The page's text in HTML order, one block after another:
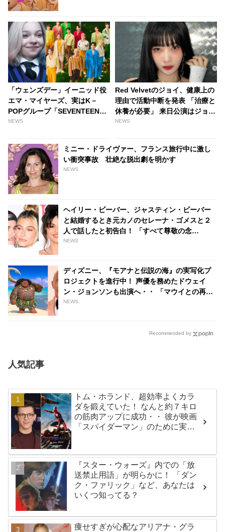
「ウェンズデー」イーニッド役
エマ・マイヤーズ、実はK－
POPグループ「SEVENTEEN」
の大ファンだった！ ファン歴は
に入りの楽曲とは？ - tvgroove
NEWS
Red Velvetのジョイ、健康上の
理由で活動中断を発表 「治療と
休養が必要」 来日公演はジョイ
を除くメンバーで実施へ -
NEWS
ミニー・ドライヴァー、フランス旅行中に激し
い衝突事故 壮絶な脱出劇を明かす
NEWS
ヘイリー・ビーバー、ジャスティン・ビーバー
と結婚するとき元カノのセレーナ・ゴメスと２
人で話したと初告白！ 「すべて尊敬の念
で・・」 ３人の間で起きたできごとを語る -
NEWS
ディズニー、『モアナと伝説の海』の実写化プ
ロジェクトを進行中！ 声優を務めたドウェイ
ン・ジョンソンも出演へ・・ 「マウイとの再会
は私にとって深い意味を持つ」 - tvgroove
NEWS
Recommended by
人気記事
トム・ホランド、超効率よくカラ
ダを鍛えていた！ なんと約７キロ
の筋肉アップに成功・・ 彼が映画
「スパイダーマン」のために実践
『スター・ウォーズ』内での「放
送禁止用語」が明らかに！ 「ダン
ク・ファリック」など、あなたは
いくつ知ってる？
痩せすぎが心配なアリアナ・グラ